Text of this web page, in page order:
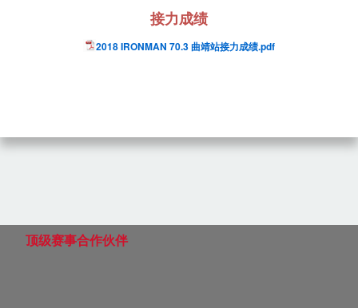
接力成绩
2018 IRONMAN 70.3 曲靖站接力成绩.pdf
顶级赛事合作伙伴